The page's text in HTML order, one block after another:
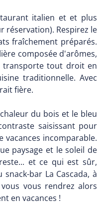
italien et et plus
réservation). Respirez le
fraîchement préparés.
composée d'arômes,
transporte tout droit en
traditionnelle. Avec
fière.
du bois et le bleu
saisissant pour
incomparable.
paysage et le soleil de
et ce qui est sûr,
bar La Cascada, à
vous rendrez alors
en vacances !